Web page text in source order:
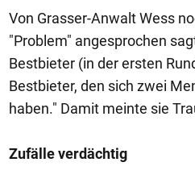
Von Grasser-Anwalt Wess
"Problem" angesprochen
Bestbieter (in der ersten
Bestbieter, den sich zwei
haben." Damit meinte sie
Zufälle verdächtig